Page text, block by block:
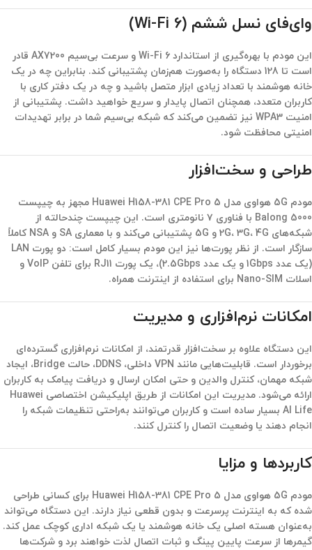
وای‌فای نسل ششم (Wi-Fi 6)
این مودم با بهره‌گیری از استاندارد Wi-Fi 6 و سرعت بی‌سیم AX7200 قادر
است تا 128 دستگاه را به‌صورت هم‌زمان پشتیبانی کند. بنابراین چه در یک
خانه هوشمند با تعداد زیادی ابزار متصل باشید و چه در یک دفتر کاری با
کاربران متعدد، همچنان اتصال پایدار و سریع خواهید داشت. پشتیبانی از
امنیت WPA3 نیز تضمین می‌کند که شبکه بی‌سیم شما در برابر تهدیدات
امنیتی محافظت شود.
طراحی و سخت‌افزار
مودم 5G هواوی مدل Huawei H158-381 CPE Pro 5
مجهز به چیپست
Balong 5000 با فناوری ۷ نانومتری است. این چیپست چندحالته از
شبکه‌های 2G، 3G، 4G و 5G پشتیبانی می‌کند و با معماری SA و NSA کاملاً
سازگار است. از نظر پورت‌ها نیز این مودم بسیار کامل است: دو پورت LAN
(یک عدد 1Gbps و یک عدد 2.5Gbps)، یک پورت RJ11 برای تلفن VoIP و
اسلات Nano-SIM برای استفاده از اینترنت همراه.
امکانات نرم‌افزاری و مدیریت
این دستگاه علاوه بر سخت‌افزار قدرتمند، از امکانات نرم‌افزاری گسترده‌ای
برخوردار است. قابلیت‌هایی مانند VPN داخلی، DDNS، حالت Bridge، ایجاد
شبکه مهمان، کنترل والدین و حتی امکان ارسال و دریافت پیامک به کاربران
ارائه می‌شود. مدیریت این امکانات از طریق اپلیکیشن اختصاصی Huawei
AI Life بسیار ساده است و کاربران می‌توانند به‌راحتی تنظیمات شبکه را
انجام دهند یا وضعیت اتصال را کنترل کنند.
کاربردها و مزایا
مودم 5G هواوی مدل Huawei H158-381 CPE Pro 5
برای کسانی طراحی
شده که به اینترنت پرسرعت و بدون قطعی نیاز دارند. این دستگاه می‌تواند
به‌عنوان هسته اصلی یک خانه هوشمند یا یک شبکه اداری کوچک عمل کند.
گیمرها از سرعت پایین پینگ و ثبات اتصال لذت خواهند برد و شرکت‌ها